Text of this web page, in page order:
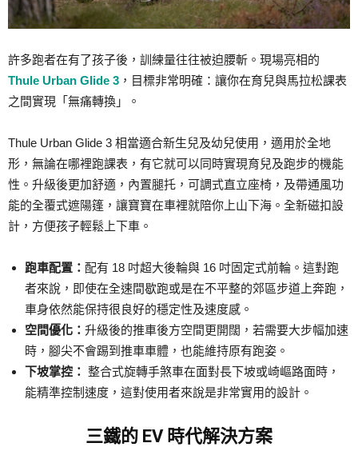
許多跑者在有了孩子後，訓練量往往被迫腰斬。現場亮相的
Thule Urban Glide 3 ，目標非常明確：讓你在育兒與馬拉松課表
之間實現「無痛轉換」。
Thule Urban Glide 3 相當適合新生兒及幼兒使用，適用於全地
形，無論在哪裡跑課表，有它就可以同時實現育兒及跑步的機能
性。升級後更加舒適，內置腿托，可調式直立座椅，及帶通風功
能的全覆式遮陽篷，讓寶寶在車裡就陪你上山下海。全新磁扣設
計，方便孩子輕鬆上下車。
跑車配置： 配有 18 吋超大後輪與 16 吋固定式前輪。這對跑
者來說，即使在全速間歇跑或是在不平整的郊區步道上奔跑，
車身依然能保持很良好的穩定性及速度感。
空間優化： 升級後的推車後方空間更開闊，若需要大步幅加速
時，腳尖不會踢到推車車體，也能維持原有跑姿。
下坡掌控： 整合式旋轉手煞車在面對長下坡或崎嶇路面時，
能精準控制速度，這對使用者來說是非常實用的設計。
三鐵的 EV 時代解決方案